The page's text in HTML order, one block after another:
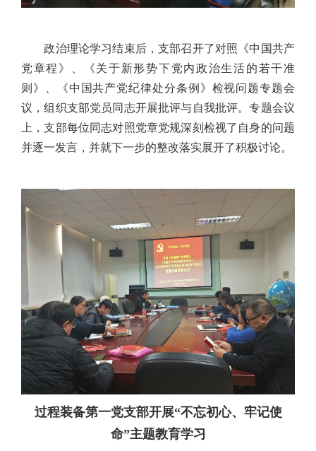
政治理论学习结束后，支部召开了对照《中国共产
党章程》、《关于新形势下党内政治生活的若干准
则》、《中国共产党纪律处分条例》检视问题专题会
议，组织支部党员同志开展批评与自我批评。专题会议
上，支部每位同志对照党章党规深刻检视了自身的问题
并逐一发言，并就下一步的整改落实展开了积极讨论。
过程装备第一党支部开展“不忘初心、牢记使
命”主题教育学习